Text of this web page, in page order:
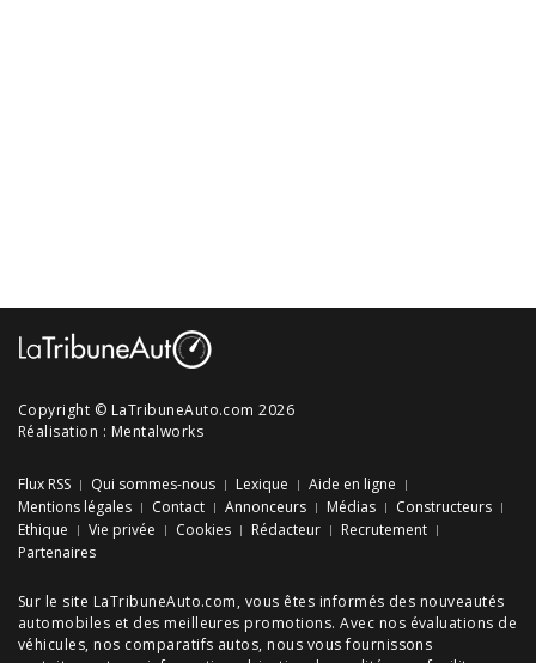
Copyright © LaTribuneAuto.com 2026
Réalisation : Mentalworks
Flux RSS Qui sommes-nous Lexique
Aide en ligne
Mentions légales
Contact Annonceurs Médias
Constructeurs
Ethique
Vie privée Cookies Rédacteur
Recrutement
Partenaires
Sur le site LaTribuneAuto.com, vous êtes informés des nouveautés
automobiles et des meilleures promotions. Avec nos évaluations de
véhicules, nos comparatifs autos, nous vous fournissons